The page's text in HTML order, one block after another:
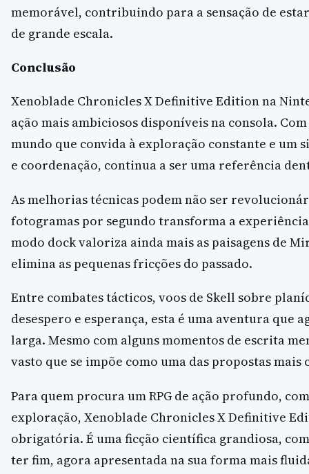
memorável, contribuindo para a sensação de
de grande escala.
Conclusão
Xenoblade Chronicles X Definitive Edition na
ação mais ambiciosos disponíveis na consola.
mundo que convida à exploração constante e um
e coordenação, continua a ser uma referência
As melhorias técnicas podem não ser
fotogramas por segundo transforma a
modo dock valoriza ainda mais as paisagens de
elimina as pequenas fricções do passado.
Entre combates tácticos, voos de Skell sobre
desespero e esperança, esta é uma aventura
larga. Mesmo com alguns momentos de escrita
vasto que se impõe como uma das propostas
Para quem procura um RPG de ação profundo,
exploração, Xenoblade Chronicles X Definitive
obrigatória. É uma ficção científica grandiosa,
ter fim, agora apresentada na sua forma mais